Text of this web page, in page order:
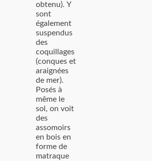
obtenu). Y
sont
également
suspendus
des
coquillages
(conques et
araignées
de mer).
Posés à
même le
sol, on voit
des
assomoirs
en bois en
forme de
matraque